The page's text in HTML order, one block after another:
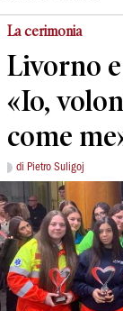
La cerimonia
Livorno
«Io,
come
di Pietro Suligoj